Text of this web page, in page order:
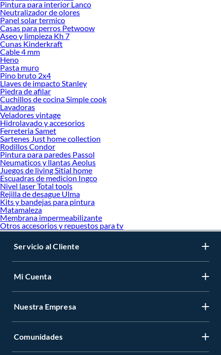
Encuentra una amplia variedad de productos de Accesorios de Herramientas
eléctricas en Sodimac. Encuentra todo lo necesario para tus proyectos de
renovación y decoración. ¡Visítanos y haz tus ideas realidad!
Pintura para interior Lanco
Neutralizador de olores
Panel solar termico
Casas para perros Petwoow
Aseo y limpieza Kh 7
Cunas Kinderkraft
Cable 4 mm
Heno
Pasta muro
Pino bruto 2x4
Llaves de impacto Stanley
Piedra de afilar
Cuchillos de cocina Simple cook
Lavadoras
Veladores vintage
Hidrolavado y accesorios
Ferreteria Samet
Sartenes Just home collection
Rodillos Condor
Pintura para paredes Passol
Neumaticos y llantas Aeolus
Juegos de living Sitial home
Escuadras de medicion Ingco
Nivel laser Total tools
Rejilla de desague Ulma
Kits y bandejas para pintura
Matamaleza
Membrana impermeabilizante
Otros accesorios y repuestos para tv
Servicio al Cliente
Mi Cuenta
Nuestra Empresa
Comunidades